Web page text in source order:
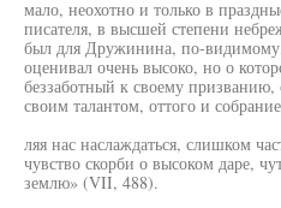
мало, неохотно и только в
писателя, в высшей степени
был для Дружинина, по-
оценивал очень высоко, но о
беззаботный к своему
своим талантом, оттого и
ляя нас наслаждаться, слишком
чувство скорби о высоком даре,
землю» (VII, 488).